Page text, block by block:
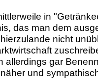
in
das man dem
nicht
allerdings gar
und